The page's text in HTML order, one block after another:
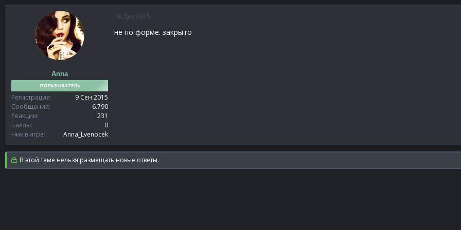
Anna
ПОЛЬЗОВАТЕЛЬ
Регистрация
9 Сен 2015
Сообщения
6.790
Реакции
231
Баллы
0
Ник в игре
Anna_Lvenocek
18 Дек 2015
не по форме. закрыто
В этой теме нельзя размещать новые ответы.